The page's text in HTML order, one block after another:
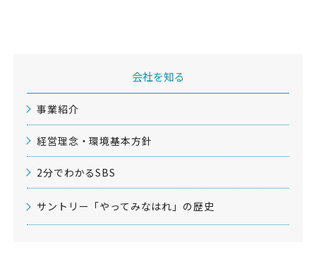
会社を知る
事業紹介
経営理念・環境基本方針
2分でわかるSBS
サントリー「やってみなはれ」の歴史